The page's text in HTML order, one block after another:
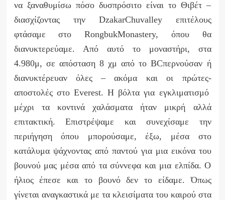
να ξαναθυμίσω πόσο δυσπρόσιτο είναι το Θιβέτ –
διασχίζοντας την DzakarChuvalleyεπιτέλους
φτάσαμε στο RongbukMonastery, όπου θα
διανυκτερεύαμε. Από αυτό το μοναστήρι, στα
4.980μ, σε απόσταση 8 χμ από τοBCπερνούσαν ή
διανυκτέρευαν όλες – ακόμα και οι πρώτες-
αποστολές στο Everest. Η βόλτα για εγκλιματισμό
μέχρι τα κοντινά χαλάσματα ήταν μικρή αλλά
επιτακτική. Επιστρέψαμε και συνεχίσαμε την
περιήγηση όπου μπορούσαμε, έξω, μέσα στο
κατάλυμα ψάχνοντας από παντού για μια εικόνα του
βουνού μας μέσα από τα σύννεφα και μια ελπίδα. Ο
ήλιος έπεσε και το βουνό δεν το είδαμε. Όπως
γίνεται αναγκαστικά με τα κλεισίματα του καιρού στα